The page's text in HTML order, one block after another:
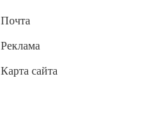
Почта
Реклама
Карта сайта